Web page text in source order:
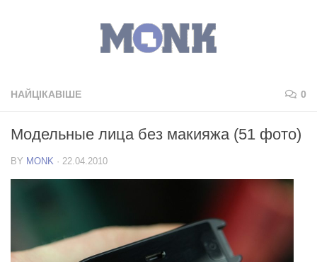
НАЙЦІКАВІШЕ 0
Модельные лица без макияжа (51 фото)
BY MONK · 22.04.2010